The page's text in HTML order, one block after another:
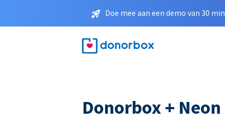
Doe mee aan een demo van 30
Donorbox + Neon